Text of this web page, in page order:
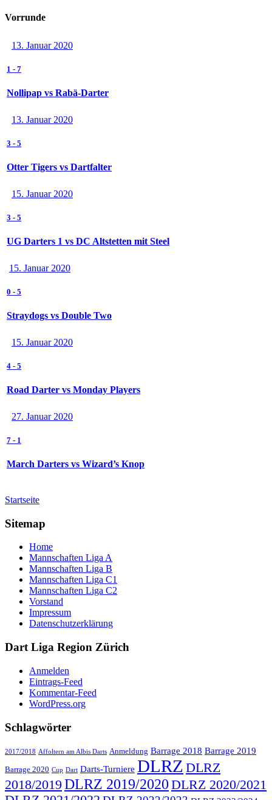
Vorrunde
13. Januar 2020
1 - 7
Nollipap vs Rabä-Darter
13. Januar 2020
3 - 5
Otter Tigers vs Dartfalter
15. Januar 2020
3 - 5
UG Darters 1 vs DC Altstetten mit Steel
15. Januar 2020
0 - 5
Straydogs vs Double Two
15. Januar 2020
4 - 5
Road Darter vs Monday Players
27. Januar 2020
7 - 1
March Darters vs Wizard’s Knop
Startseite
Sitemap
Home
Mannschaften Liga A
Mannschaften Liga B
Mannschaften Liga C1
Mannschaften Liga C2
Vorstand
Impressum
Datenschutzerklärung
Dart Liga Region Zürich
Anmelden
Eintrags-Feed
Kommentar-Feed
WordPress.org
Schlagwörter
2017/2018 Affoltern am Albis Darts Anmeldung Barrage 2018 Barrage 2019
Barrage 2020 Cup Dart Darts-Turniere DLRZ DLRZ
2018/2019 DLRZ 2019/2020 DLRZ 2020/2021